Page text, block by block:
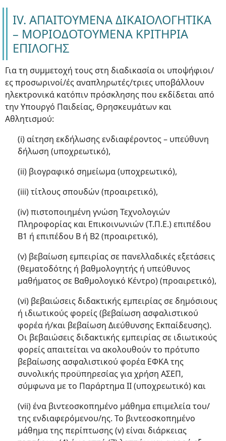
IV. ΑΠΑΙΤΟΥΜΕΝΑ ΔΙΚΑΙΟΛΟΓΗΤΙΚΑ
– ΜΟΡΙΟΔΟΤΟΥΜΕΝΑ ΚΡΙΤΗΡΙΑ
ΕΠΙΛΟΓΗΣ
Για τη συμμετοχή τους στη διαδικασία οι υποψήφιοι/
ες προσωρινοί/ές αναπληρωτές/τριες υποβάλλουν
ηλεκτρονικά κατόπιν πρόσκλησης που εκδίδεται από
την Υπουργό Παιδείας, Θρησκευμάτων και
Αθλητισμού:
(i) αίτηση εκδήλωσης ενδιαφέροντος – υπεύθυνη
δήλωση (υποχρεωτικό),
(ii) βιογραφικό σημείωμα (υποχρεωτικό),
(iii) τίτλους σπουδών (προαιρετικό),
(iv) πιστοποιημένη γνώση Τεχνολογιών
Πληροφορίας και Επικοινωνιών (Τ.Π.Ε.) επιπέδου
Β1 ή επιπέδου Β ή Β2 (προαιρετικό),
(v) βεβαίωση εμπειρίας σε πανελλαδικές εξετάσεις
(θεματοδότης ή βαθμολογητής ή υπεύθυνος
μαθήματος σε Βαθμολογικό Κέντρο) (προαιρετικό),
(vi) βεβαιώσεις διδακτικής εμπειρίας σε δημόσιους
ή ιδιωτικούς φορείς (βεβαίωση ασφαλιστικού
φορέα ή/και βεβαίωση Διεύθυνσης Εκπαίδευσης).
Οι βεβαιώσεις διδακτικής εμπειρίας σε ιδιωτικούς
φορείς απαιτείται να ακολουθούν το πρότυπο
βεβαίωσης ασφαλιστικού φορέα ΕΦΚΑ της
συνολικής προϋπηρεσίας για χρήση ΑΣΕΠ,
σύμφωνα με το Παράρτημα ΙΙ (υποχρεωτικό) και
(vii) ένα βιντεοσκοπημένο μάθημα επιμελεία του/
της ενδιαφερόμενου/ης. Το βιντεοσκοπημένο
μάθημα της περίπτωσης (v) είναι διάρκειας